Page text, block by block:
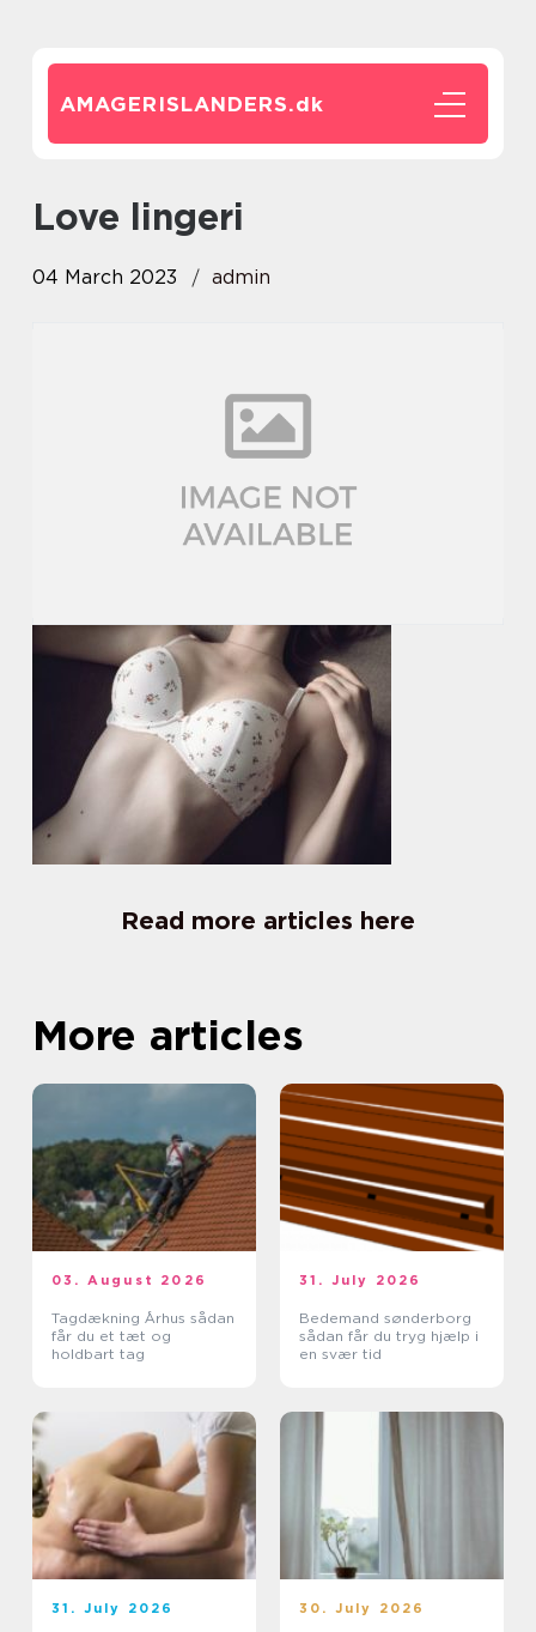
AMAGERISLANDERS.dk
love lingeri
04 March 2023 admin
Read more articles here
More articles
03. August 2026
Tagdækning Århus sådan
får du et tæt og
holdbart tag
31. July 2026
Bedemand sønderborg
sådan får du tryg hjælp i
en svær tid
31. July 2026 30. July 2026